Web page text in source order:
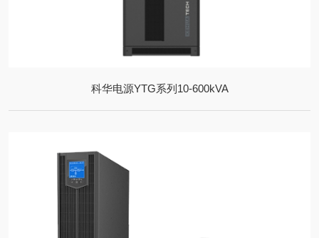
科华电源YTG系列10-600kVA